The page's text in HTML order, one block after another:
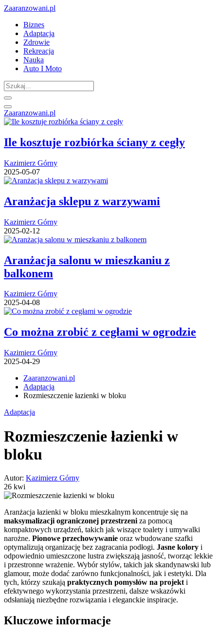
Zaaranzowani.pl
Biznes
Adaptacja
Zdrowie
Rekreacja
Nauka
Auto I Moto
Zaaranzowani.pl
Ile kosztuje rozbiórka ściany z cegły
Kazimierz Górny
2025-05-07
Aranżacja sklepu z warzywami
Kazimierz Górny
2025-02-12
Aranżacja salonu w mieszkaniu z
balkonem
Kazimierz Górny
2025-04-08
Co można zrobić z cegłami w ogrodzie
Kazimierz Górny
2025-04-29
Zaaranzowani.pl
Adaptacja
Rozmieszczenie łazienki w bloku
Adaptacja
Rozmieszczenie łazienki w
bloku
Autor: Kazimierz Górny
26 kwi
Aranżacja łazienki w bloku mieszkalnym koncentruje się na
maksymalizacji ograniczonej przestrzeni za pomocą
kompaktowych urządzeń, takich jak wiszące toalety i umywalki
narożne. Pionowe przechowywanie oraz wbudowane szafki
optymalizują organizację bez zagracania podłogi. Jasne kolory i
odpowiednio umieszczone lustra zwiększają jasność, tworząc lekkie
i przestronne wrażenie. Wybór stylów, takich jak skandynawski lub
glamour, może dodać zarówno funkcjonalności, jak i estetyki. Dla
tych, którzy szukają praktycznych pomysłów na projekt i
efektywnego wykorzystania przestrzeni, dalsze wskazówki
odsłaniają niezbędne rozwiązania i eleganckie inspiracje.
Kluczowe informacje